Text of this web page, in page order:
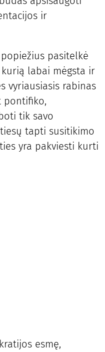
ir
pasitelkė
labai mėgsta ir
vyriausiasis rabinas
pontifiko,
tik savo
tapti susitikimo
yra pakviesti kurti
esmę,